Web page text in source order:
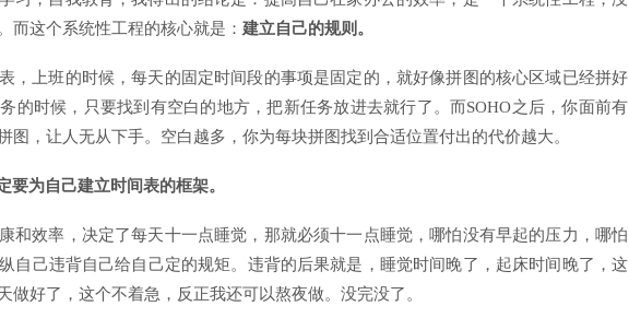
而这个系统性工程的核心就是： 建立自己的规则。
，上班的时候，每天的固定时间段的事项是固定的，就好像拼图的核心区域已经拼好
的时候，只要找到有空白的地方，把新任务放进去就行了。而SOHO之后，你面前有
图，让人无从下手。空白越多，你为每块拼图找到合适位置付出的代价越大。
要为自己建立时间表的框架。
和效率，决定了每天十一点睡觉，那就必须十一点睡觉，哪怕没有早起的压力，哪怕
自己违背自己给自己定的规矩。违背的后果就是，睡觉时间晚了，起床时间晚了，这
做好了，这个不着急，反正我还可以熬夜做。没完没了。